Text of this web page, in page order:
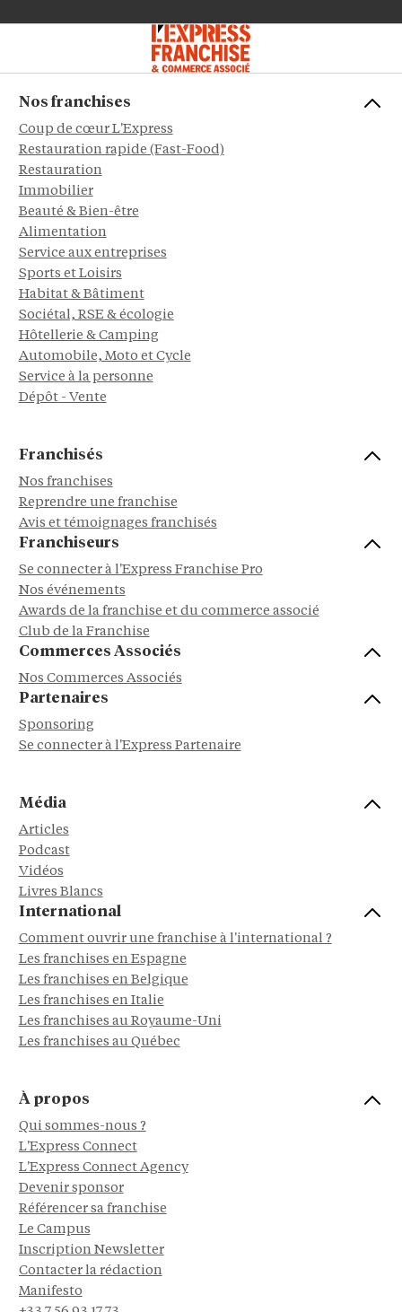
Nos franchises
Coup de cœur L'Express
Restauration rapide (Fast-Food)
Restauration
Immobilier
Beauté & Bien-être
Alimentation
Service aux entreprises
Sports et Loisirs
Habitat & Bâtiment
Sociétal, RSE & écologie
Hôtellerie & Camping
Automobile, Moto et Cycle
Service à la personne
Dépôt - Vente
Franchisés
Nos franchises
Reprendre une franchise
Avis et témoignages franchisés
Franchiseurs
Se connecter à l'Express Franchise Pro
Nos événements
Awards de la franchise et du commerce associé
Club de la Franchise
Commerces Associés
Nos Commerces Associés
Partenaires
Sponsoring
Se connecter à l'Express Partenaire
Média
Articles
Podcast
Vidéos
Livres Blancs
International
Comment ouvrir une franchise à l'international ?
Les franchises en Espagne
Les franchises en Belgique
Les franchises en Italie
Les franchises au Royaume-Uni
Les franchises au Québec
À propos
Qui sommes-nous ?
L'Express Connect
L'Express Connect Agency
Devenir sponsor
Référencer sa franchise
Le Campus
Inscription Newsletter
Contacter la rédaction
Manifesto